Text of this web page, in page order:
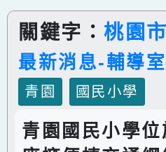
關鍵字：桃園市
最新消息-輔導
青園
國民小學
青園國民小學